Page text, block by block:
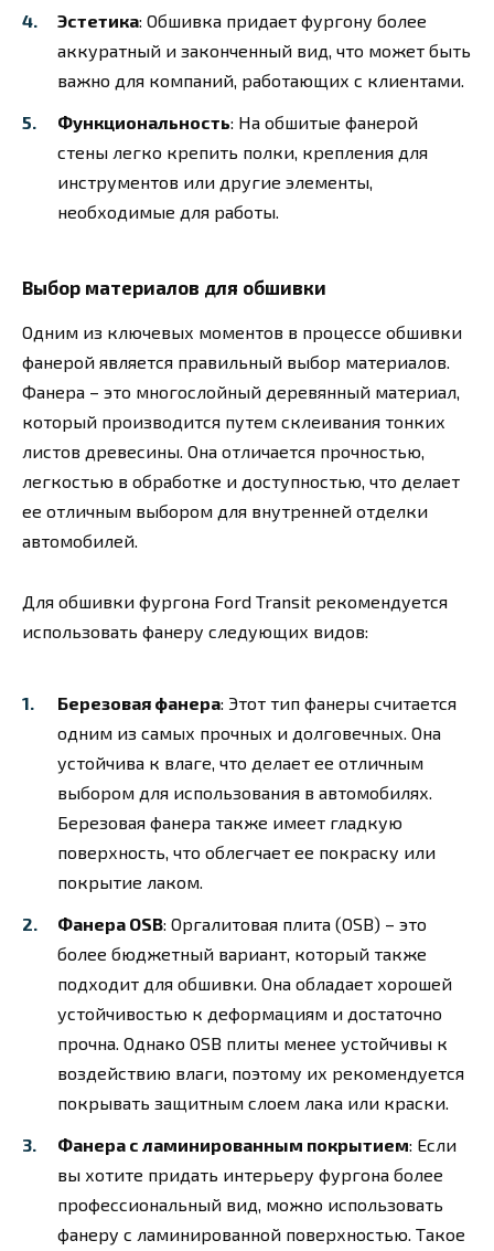
Эстетика: Обшивка придает фургону более
аккуратный и законченный вид, что может быть
важно для компаний, работающих с клиентами.
Функциональность: На обшитые фанерой
стены легко крепить полки, крепления для
инструментов или другие элементы,
необходимые для работы.
Выбор материалов для обшивки
Одним из ключевых моментов в процессе обшивки
фанерой является правильный выбор материалов.
Фанера – это многослойный деревянный материал,
который производится путем склеивания тонких
листов древесины. Она отличается прочностью,
легкостью в обработке и доступностью, что делает
ее отличным выбором для внутренней отделки
автомобилей.
Для обшивки фургона Ford Transit рекомендуется
использовать фанеру следующих видов:
Березовая фанера: Этот тип фанеры считается
одним из самых прочных и долговечных. Она
устойчива к влаге, что делает ее отличным
выбором для использования в автомобилях.
Березовая фанера также имеет гладкую
поверхность, что облегчает ее покраску или
покрытие лаком.
Фанера OSB: Оргалитовая плита (OSB) – это
более бюджетный вариант, который также
подходит для обшивки. Она обладает хорошей
устойчивостью к деформациям и достаточно
прочна. Однако OSB плиты менее устойчивы к
воздействию влаги, поэтому их рекомендуется
покрывать защитным слоем лака или краски.
Фанера с ламинированным покрытием: Если
вы хотите придать интерьеру фургона более
профессиональный вид, можно использовать
фанеру с ламинированной поверхностью. Такое